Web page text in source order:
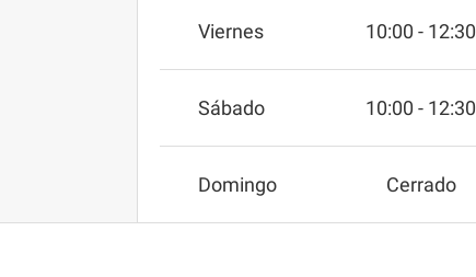
Viernes 10:00 - 12:30
Sábado 10:00 - 12:30
Domingo Cerrado